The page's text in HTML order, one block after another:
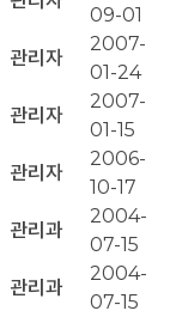
09-01
관리자
2007-
01-24
관리자
2007-
01-15
관리자
2006-
10-17
관리과
2004-
07-15
관리과
2004-
07-15